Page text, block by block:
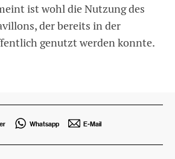
ist wohl die Nutzung des
der bereits in der
genutzt werden konnte.
Whatsapp E-Mail